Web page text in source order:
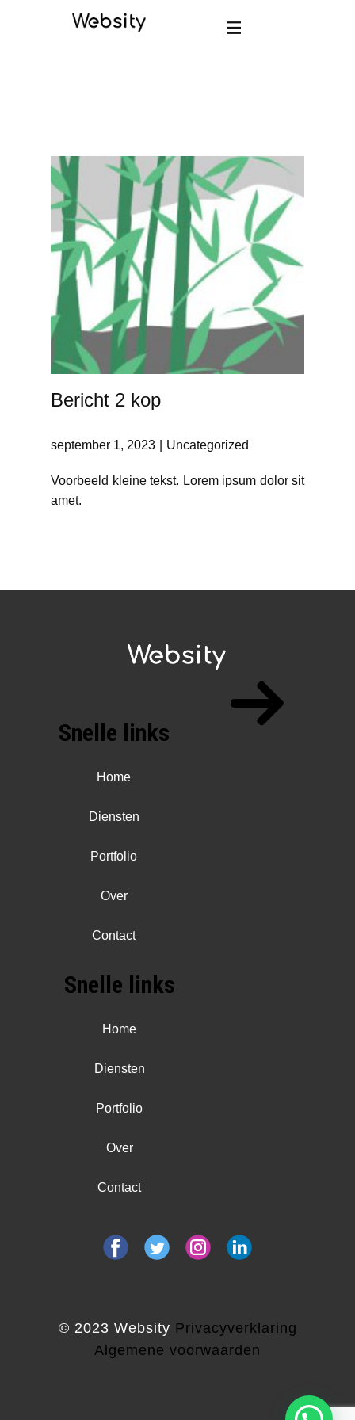
Bericht 2 kop
september 1, 2023 Uncategorized
Voorbeeld kleine tekst. Lorem ipsum dolor sit
amet.
Snelle links
Home
Diensten
Portfolio
Over
Contact
Snelle links
Home
Diensten
Portfolio
Over
Contact
© 2023 Websity Privacyverklaring
Algemene voorwaarden